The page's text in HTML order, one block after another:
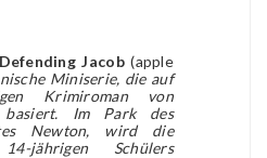
Jacob(apple
Miniserie, die auf
Krimiroman von
basiert. Im Park des
Newton, wird die
jährigen Schülers